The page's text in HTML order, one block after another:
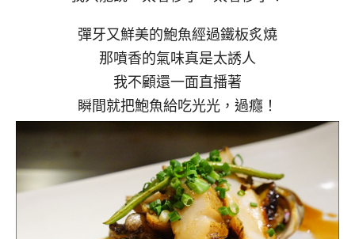
彈牙又鮮美的鮑魚經過鐵板炙燒
那噴香的氣味真是太誘人
我不顧還一面直播著
瞬間就把鮑魚給吃光光，過癮！